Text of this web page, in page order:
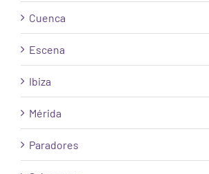
Cuenca
Escena
Ibiza
Mérida
Paradores